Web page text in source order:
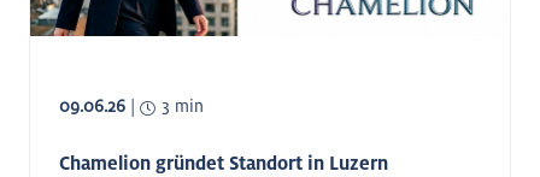
09.06.26 | 3 min
Chamelion gründet Standort in Luzern